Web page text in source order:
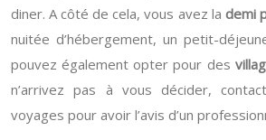
diner. A côté de cela, vous avez la demi
nuitée d’hébergement, un petit-
pouvez également opter pour des
n’arrivez pas à vous décider,
voyages pour avoir l’avis d’un